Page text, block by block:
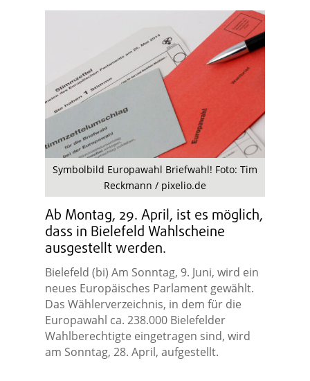
Symbolbild Europawahl Briefwahl! Foto: Tim
Reckmann / pixelio.de
Ab Montag, 29. April, ist es möglich,
dass in Bielefeld Wahlscheine
ausgestellt werden.
Bielefeld (bi) Am Sonntag, 9. Juni, wird ein
neues Europäisches Parlament gewählt.
Das Wählerverzeichnis, in dem für die
Europawahl ca. 238.000 Bielefelder
Wahlberechtigte eingetragen sind, wird
am Sonntag, 28. April, aufgestellt.